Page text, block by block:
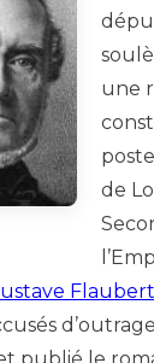
une
de
Flaubert